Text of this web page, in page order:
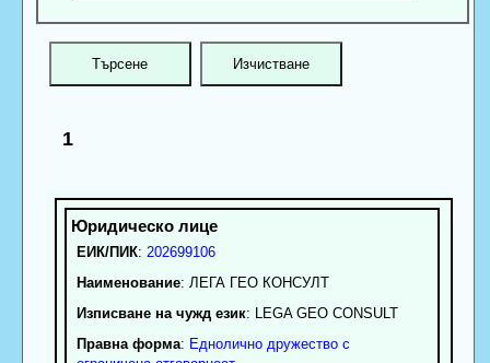
1
ЕИК/ПИК: 202699106
Наименование: ЛЕГА ГЕО КОНСУЛТ
Изписване на чужд език: LEGA GEO CONSULT
Правна форма: Еднолично дружество с